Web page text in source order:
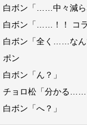
白ボン「……中々減ら
白ボン「……！！ コラ
白ボン「全く……なん
ポン
白ボン「ん？」
チョロ松「分かる……
白ボン「へ？」